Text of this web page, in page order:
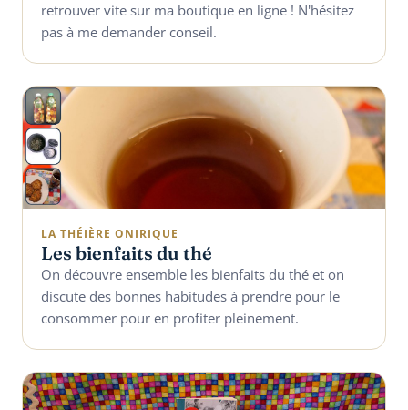
retrouver vite sur ma boutique en ligne ! N'hésitez
pas à me demander conseil.
LA THÉIÈRE ONIRIQUE
Les bienfaits du thé
On découvre ensemble les bienfaits du thé et on
discute des bonnes habitudes à prendre pour le
consommer pour en profiter pleinement.